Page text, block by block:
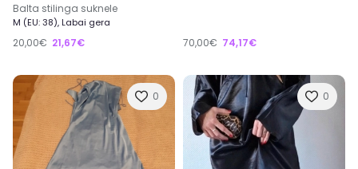
Balta stilinga suknele
M (EU: 38), Labai gera
20,00€ 21,67€ 70,00€ 74,17€
0 0